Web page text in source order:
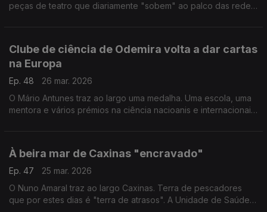
peças de teatro que diariamente "sobem" ao palco das redes
Clube de ciência de Odemira volta a dar cartas
na Europa
Ep. 48
26 mar. 2026
O Mário Antunes traz ao largo uma medalha. Uma escola, uma
mentora e vários prémios na ciência nacioanis e internacionais.
À beira mar de Caxinas "encravado"
Ep. 47
25 mar. 2026
O Nuno Amaral traz ao largo Caxinas. Terra de pescadores
que por estes dias é "terra de atrasos". A Unidade de Saúde